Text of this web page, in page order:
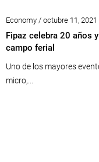
Economy / octubre 11, 2021
Fipaz celebra 20 años
campo ferial
Uno de los mayores
micro,...